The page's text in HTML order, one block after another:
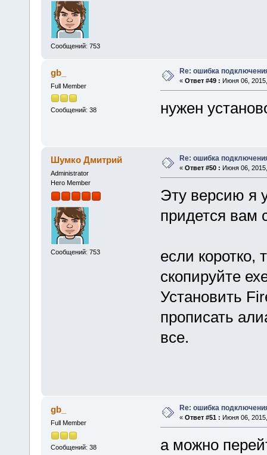
Сообщений: 753
gb_
Full Member
Сообщений: 38
Re: ошибка
« Ответ #49 : Июня 06,
нужен
Шумко Дмитрий
Administrator
Hero Member
Сообщений: 753
Re: ошибка
« Ответ #50 : Июня 06,
Эту версию я
придется вам
если коротко,
скопируйте
Установить
прописать
все.
gb_
Full Member
Сообщений: 38
Re: ошибка
« Ответ #51 : Июня 06,
а можно